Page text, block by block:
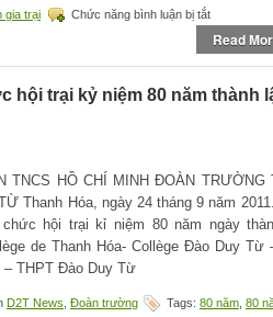
gia trại Chức năng bình luận bị tắtở
Đăng
kí
tham
hội
năm
cùng
ĐDT
Forum
Read
hội trại kỷ niệm 80 năm thành
HỒ CHÍ MINH ĐOÀN TRƯỜNG
Thanh Hóa, ngày 24 tháng 9 năm
chức hội trại kỉ niệm 80 năm ngày
de Thanh Hóa- Collège Đào Duy Từ
– THPT Đào Duy Từ
D2T News Đoàn trường Tags: 80 năm 80